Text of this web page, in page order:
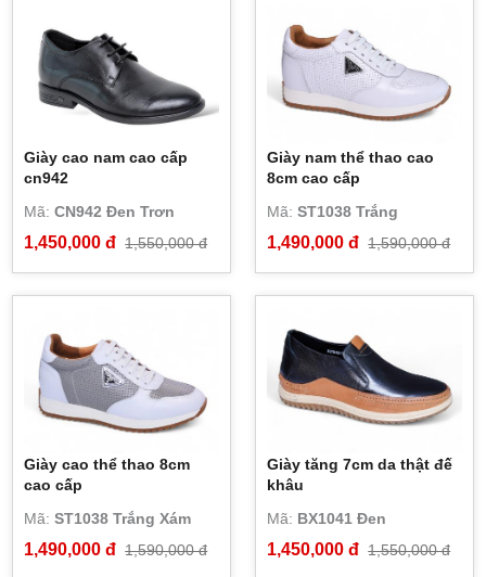
Giày cao nam cao cấp
cn942
Mã:CN942 Đen Trơn
1,450,000 đ 1,550,000 đ
Giày nam thể thao cao
8cm cao cấp
Mã:ST1038 Trắng
1,490,000 đ 1,590,000 đ
Giày cao thể thao 8cm
cao cấp
Mã:ST1038 Trắng Xám
1,490,000 đ 1,590,000 đ
Giày tăng 7cm da thật đế
khâu
Mã: BX1041 Đen
1,450,000 đ 1,550,000 đ